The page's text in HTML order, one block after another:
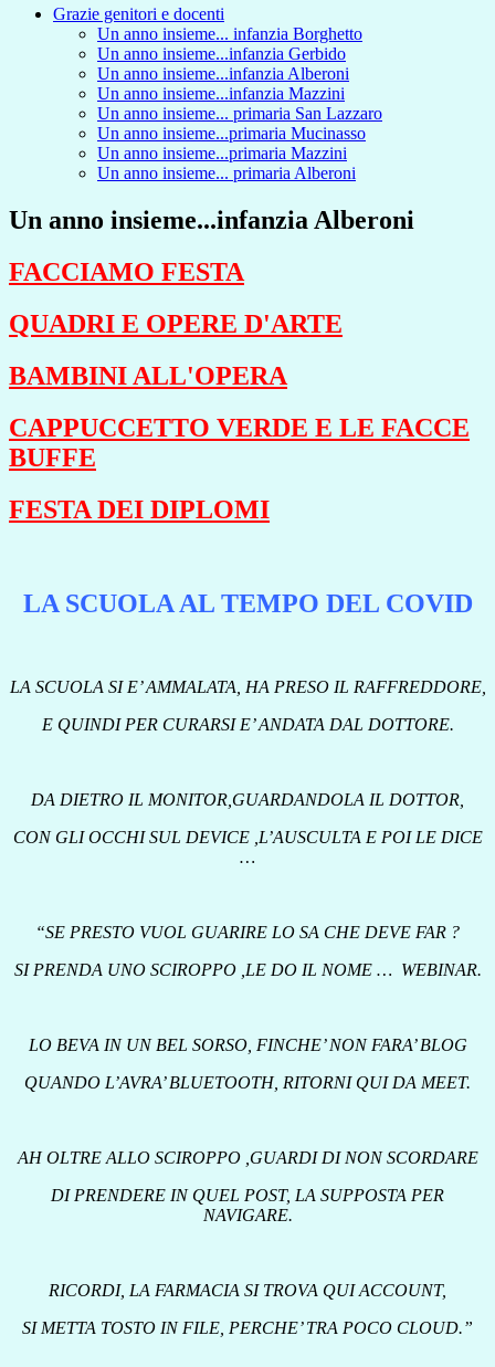
Grazie genitori e docenti
Un anno insieme... infanzia Borghetto
Un anno insieme...infanzia Gerbido
Un anno insieme...infanzia Alberoni
Un anno insieme...infanzia Mazzini
Un anno insieme... primaria San Lazzaro
Un anno insieme...primaria Mucinasso
Un anno insieme...primaria Mazzini
Un anno insieme... primaria Alberoni
Un anno insieme...infanzia Alberoni
FACCIAMO FESTA
QUADRI E OPERE D'ARTE
BAMBINI ALL'OPERA
CAPPUCCETTO VERDE E LE FACCE
BUFFE
FESTA DEI DIPLOMI
LA SCUOLA AL TEMPO DEL COVID
LA SCUOLA SI E’ AMMALATA, HA PRESO IL RAFFREDDORE,
E QUINDI PER CURARSI E’ ANDATA DAL DOTTORE.
DA DIETRO IL MONITOR,GUARDANDOLA IL DOTTOR,
CON GLI OCCHI SUL DEVICE ,L’AUSCULTA E POI LE DICE
…
“SE PRESTO VUOL GUARIRE LO SA CHE DEVE FAR ?
SI PRENDA UNO SCIROPPO ,LE DO IL NOME … WEBINAR.
LO BEVA IN UN BEL SORSO, FINCHE’ NON FARA’ BLOG
QUANDO L’AVRA’ BLUETOOTH, RITORNI QUI DA MEET.
AH OLTRE ALLO SCIROPPO ,GUARDI DI NON SCORDARE
DI PRENDERE IN QUEL POST, LA SUPPOSTA PER
NAVIGARE.
RICORDI, LA FARMACIA SI TROVA QUI ACCOUNT,
SI METTA TOSTO IN FILE, PERCHE’ TRA POCO CLOUD.”